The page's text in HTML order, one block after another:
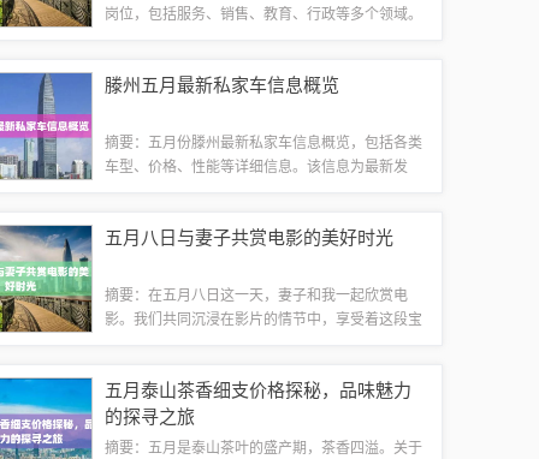
岗位，包括服务、销售、教育、行政等多个领域。
仪的职位。这是一个获取静海地区兼职信息的...
滕州五月最新私家车信息概览
摘要：五月份滕州最新私家车信息概览，包括各类
车型、价格、性能等详细信息。该信息为最新发
车：五月份，滕州各大汽车经销商纷纷推出新款
五月八日与妻子共赏电影的美好时光
摘要：在五月八日这一天，妻子和我一起欣赏电
影。我们共同沉浸在影片的情节中，享受着这段宝
梭，在这个充满浪漫气息的五月八日，我想为妻
子...
五月泰山茶香细支价格探秘，品味魅力
的探寻之旅
摘要：五月是泰山茶叶的盛产期，茶香四溢。关于